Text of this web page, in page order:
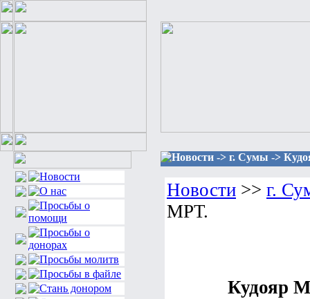
Новости -> г. Сумы ->
Новости >> г.
МРТ.
Кудояр